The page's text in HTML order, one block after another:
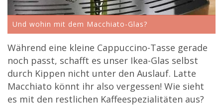
Und wohin mit dem Macchiato-Glas?
Während eine kleine Cappuccino-Tasse gerade
noch passt, schafft es unser Ikea-Glas selbst
durch Kippen nicht unter den Auslauf. Latte
Macchiato könnt ihr also vergessen! Wie sieht
es mit den restlichen Kaffeespezialitäten aus?